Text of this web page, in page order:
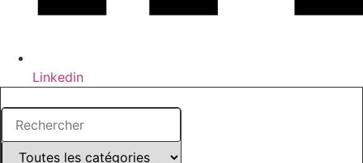
Linkedin
Search